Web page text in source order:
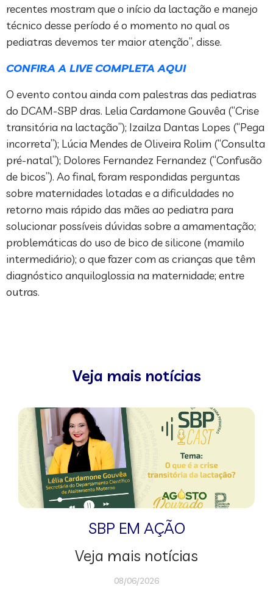
recentes mostram que o início da lactação e manejo
técnico desse período é o momento no qual os
pediatras devemos ter maior atenção”, disse.
CONFIRA A LIVE COMPLETA AQUI
O evento contou ainda com palestras das pediatras
do DCAM-SBP dras. Lelia Cardamone Gouvêa (“Crise
transitória na lactação”); Izailza Dantas Lopes (“Pega
incorreta”); Lúcia Mendes de Oliveira Rolim (“Consulta
pré-natal”); Dolores Fernandez Fernandez (“Confusão
de bicos”). Ao final, foram respondidas perguntas
sobre maternidades lotadas e a dificuldades no
retorno mais rápido das mães ao pediatra para
solucionar possíveis dúvidas sobre a amamentação;
problemáticas do uso de bico de silicone (mamilo
intermediário); o que fazer com as crianças que têm
diagnóstico anquiloglossia na maternidade; entre
outras.
Veja mais notícias
SBP EM AÇÃO
Veja mais notícias
08/06/2026